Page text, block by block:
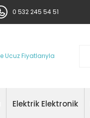
0 532 245 54 51
Elektrik Elektronik